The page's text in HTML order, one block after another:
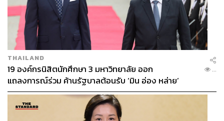
ฐาปนีย์ เกียรติไพบูลย์ ผู้ว่าการท่องเที่ยวแห่งประเทศไทย
ภายในงาน Networking Dinner ยังมีบุคคลสำคัญระดับสูง
ของภูฏานเข้าร่วม อาทิ รัฐมนตรีและปลัดกระทรวง
THAILAND
19 องค์กรนิสิตนักศึกษา 3 มหาวิทยาลัย ออก
แถลงการณ์ร่วม ค้านรัฐบาลต้อนรับ ‘มิน อ่อง หล่าย’
...